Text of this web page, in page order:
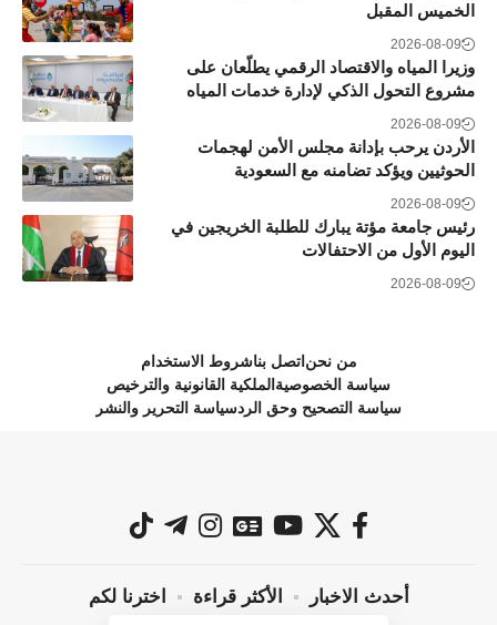
الخميس المقبل
2026-08-09
وزيرا المياه والاقتصاد الرقمي يطلّعان على
مشروع التحول الذكي لإدارة خدمات المياه
2026-08-09
الأردن يرحب بإدانة مجلس الأمن لهجمات
الحوثيين ويؤكد تضامنه مع السعودية
2026-08-09
رئيس جامعة مؤتة يبارك للطلبة الخريجين في
اليوم الأول من الاحتفالات
2026-08-09
من نحن اتصل بناشروط الاستخدام
سياسة الخصوصية الملكية القانونية والترخيص
سياسة التصحيح وحق الردسياسة التحرير والنشر
أحدث الاخبار الأكثر قراءة اخترنا لكم